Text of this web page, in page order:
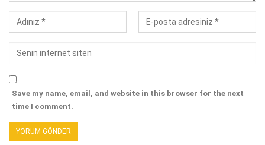
Save my name, email, and website in this browser for the next
time I comment.